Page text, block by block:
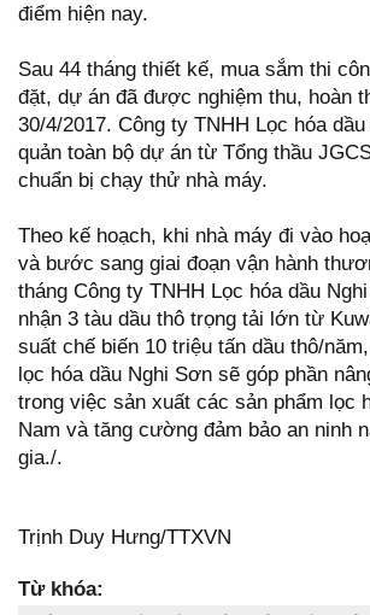
điểm hiện nay.
Sau 44 tháng thiết kế, mua sắm thi
đặt, dự án đã được nghiệm thu, hoàn
30/4/2017. Công ty TNHH Lọc hóa
quản toàn bộ dự án từ Tổng thầu
chuẩn bị chạy thử nhà máy.
Theo kế hoạch, khi nhà máy đi vào
và bước sang giai đoạn vận hành
tháng Công ty TNHH Lọc hóa dầu
nhận 3 tàu dầu thô trọng tải lớn từ
suất chế biến 10 triệu tấn dầu thô/
lọc hóa dầu Nghi Sơn sẽ góp phần
trong việc sản xuất các sản phẩm lọc
Nam và tăng cường đảm bảo an ninh
gia./.
Trịnh Duy Hưng/TTXVN
Từ khóa: